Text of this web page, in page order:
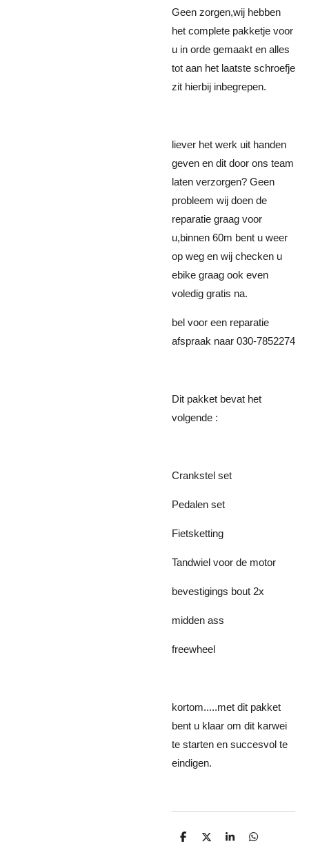
Geen zorgen,wij hebben
het complete pakketje voor
u in orde gemaakt en alles
tot aan het laatste schroefje
zit hierbij inbegrepen.
liever het werk uit handen
geven en dit door ons team
laten verzorgen? Geen
probleem wij doen de
reparatie graag voor
u,binnen 60m bent u weer
op weg en wij checken u
ebike graag ook even
voledig gratis na.
bel voor een reparatie
afspraak naar 030-7852274
Dit pakket bevat het
volgende :
Crankstel set
Pedalen set
Fietsketting
Tandwiel voor de motor
bevestigings bout 2x
midden ass
freewheel
kortom.....met dit pakket
bent u klaar om dit karwei
te starten en succesvol te
eindigen.
D
D
S
D